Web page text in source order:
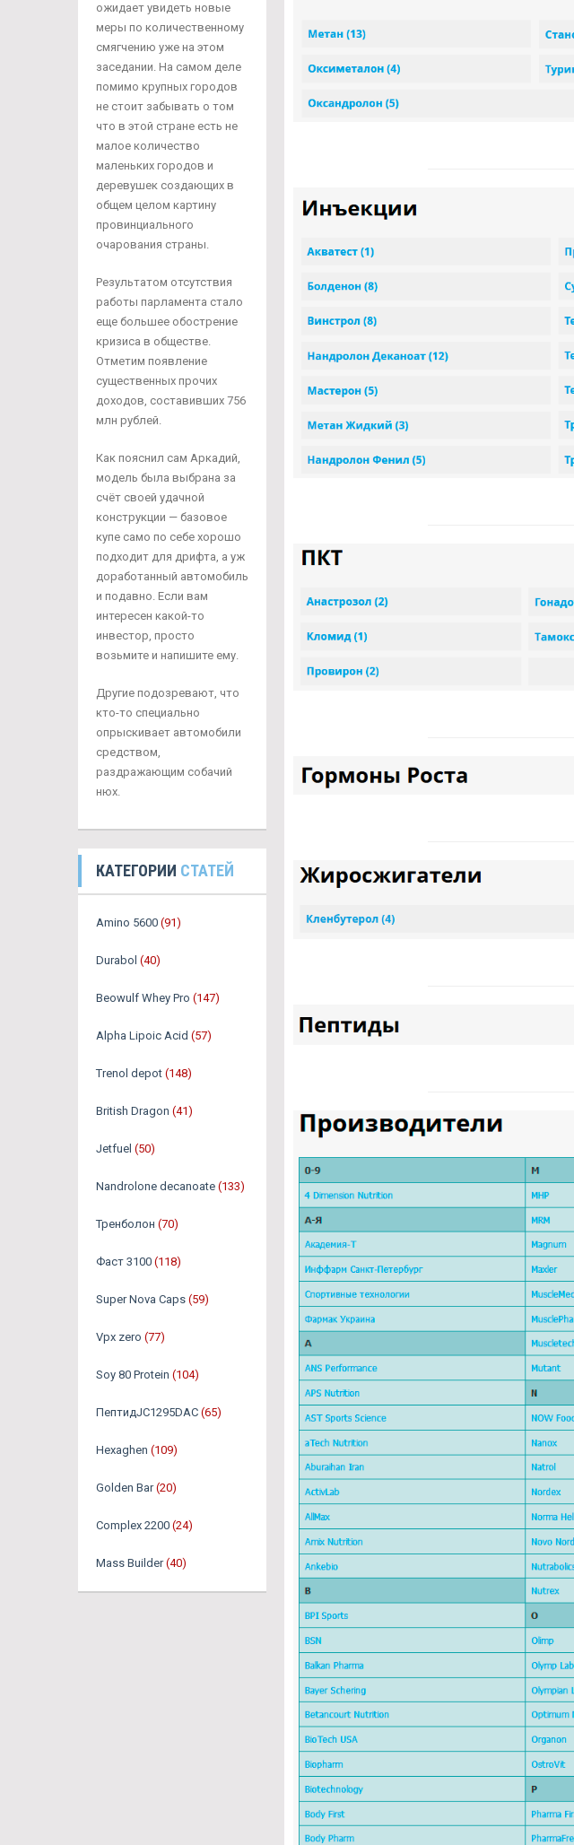
ожидает увидеть новые
меры по количественному
смягчению уже на этом
заседании. На самом деле
помимо крупных городов
не стоит забывать о том
что в этой стране есть не
малое количество
маленьких городов и
деревушек создающих в
общем целом картину
провинциального
очарования страны.
Результатом отсутствия
работы парламента стало
еще большее обострение
кризиса в обществе.
Отметим появление
существенных прочих
доходов, составивших 756
млн рублей.
Как пояснил сам Аркадий,
модель была выбрана за
счёт своей удачной
конструкции — базовое
купе само по себе хорошо
подходит для дрифта, а уж
доработанный автомобиль
и подавно. Если вам
интересен какой-то
инвестор, просто
возьмите и напишите ему.
Другие подозревают, что
кто-то специально
опрыскивает автомобили
средством,
раздражающим собачий
нюх.
КАТЕГОРИИ СТАТЕЙ
Amino 5600 (91)
Durabol (40)
Beowulf Whey Pro (147)
Alpha Lipoic Acid (57)
Trenol depot (148)
British Dragon (41)
Jetfuel (50)
Nandrolone decanoate (133)
Тренболон (70)
Фаст 3100 (118)
Super Nova Caps (59)
Vpx zero (77)
Soy 80 Protein (104)
ПептидJC1295DAC (65)
Hexaghen (109)
Golden Bar (20)
Complex 2200 (24)
Mass Builder (40)